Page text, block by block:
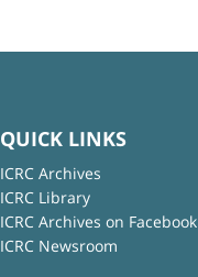
QUICK LINKS
ICRC Archives
ICRC Library
ICRC Archives on Facebook
ICRC Newsroom